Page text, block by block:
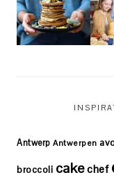
Antwerp Antwerpen
broccoli cakechef